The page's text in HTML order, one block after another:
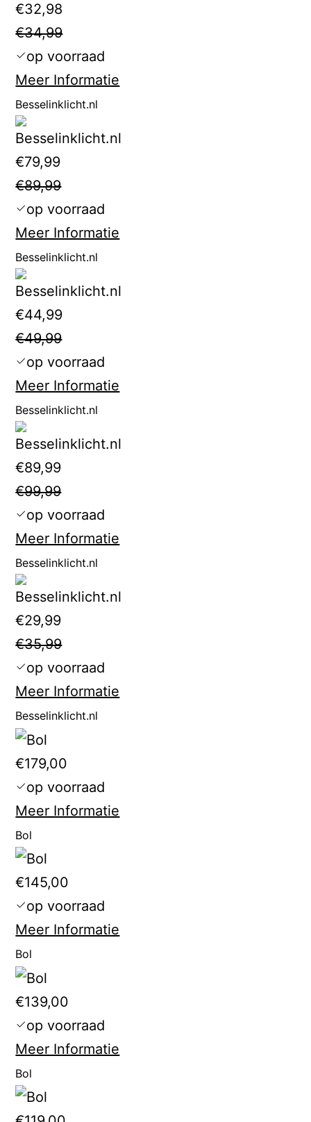
€32,98
€34,99
op voorraad
Meer Informatie
Besselinklicht.nl
€79,99
€89,99
op voorraad
Meer Informatie
Besselinklicht.nl
€44,99
€49,99
op voorraad
Meer Informatie
Besselinklicht.nl
€89,99
€99,99
op voorraad
Meer Informatie
Besselinklicht.nl
€29,99
€35,99
op voorraad
Meer Informatie
Besselinklicht.nl
€179,00
op voorraad
Meer Informatie
Bol
€145,00
op voorraad
Meer Informatie
Bol
€139,00
op voorraad
Meer Informatie
Bol